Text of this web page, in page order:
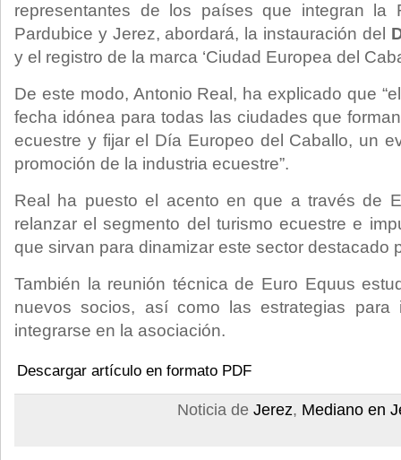
representantes de los países que integran la
Pardubice y Jerez, abordará, la instauración del
y el registro de la marca ‘Ciudad Europea del
De este modo, Antonio Real, ha explicado que
fecha idónea para todas las ciudades que
ecuestre y fijar el Día Europeo del Caballo, un
promoción de la industria ecuestre”.
Real ha puesto el acento en que a través de
relanzar el segmento del turismo ecuestre e
que sirvan para dinamizar este sector destacado
También la reunión técnica de Euro Equus
nuevos socios, así como las estrategias
integrarse en la asociación.
Descargar artículo en formato PDF
Noticia de Jerez, Mediano en